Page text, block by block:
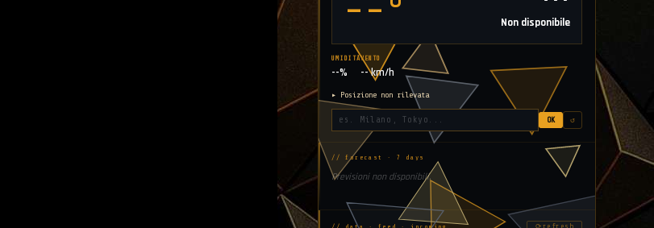
--° Non disponibile
UMIDITÀ
--%
VENTO
-- km/h
▸ Posizione non rilevata
OK ↺
// forecast · 7 days
Previsioni non disponibili.
// data · feed · incoming ⟳ refresh